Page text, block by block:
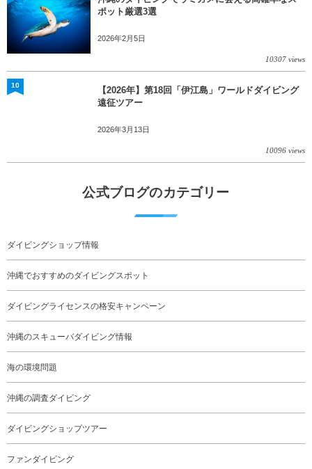
ポット厳選3選
2026年2月5日
10307 views
【2026年】第18回「伊江島」ワールドダイビング
遠征ツアー
2026年3月13日
10096 views
10
公式ブログのカテゴリー
ダイビングショップ情報
沖縄でおすすめのダイビングスポット
ダイビングライセンスの格安キャンペーン
沖縄のスキューバダイビング情報
海の環境問題
沖縄の調査ダイビング
ダイビングショップツアー
ファンダイビング